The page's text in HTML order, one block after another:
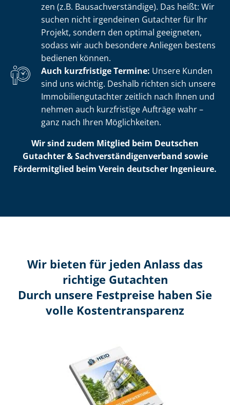
zen (z.B. Bau­sach­ver­stän­di­ge). Das heißt: Wir
suchen nicht irgendeinen Gutachter für Ihr
Projekt, sondern den optimal geeigneten,
sodass wir auch besondere Anliegen bestens
bedienen können.
Auch kurzfristige Termine: Unsere Kunden
sind uns wichtig. Deshalb richten sich unsere
Im­mo­bi­li­en­gut­ach­ter zeitlich nach Ihnen und
nehmen auch kurzfristige Aufträge wahr –
ganz nach Ihren Möglichkeiten.
Wir sind zudem Mitglied beim Deutschen
Gutachter & Sach­ver­stän­di­gen­ver­band sowie
Fördermitglied beim Verein deutscher Ingenieure.
Wir bieten für jeden Anlass das
richtige Gutachten
Durch unsere Festpreise haben Sie
volle Kosten­transparenz